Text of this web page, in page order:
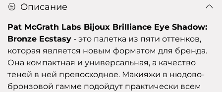
Описание
Pat McGrath Labs Bijoux Brilliance Eye Shadow:
Bronze Ecstasy - это палетка из пяти оттенков,
которая является новым форматом для бренда.
Она компактная и универсальная, а качество
теней в ней превосходное. Макияжи в нюдово-
бронзовой гамме подойдут практически всем